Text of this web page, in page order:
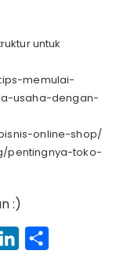
untuk
memulai-
usaha-dengan-
online-shop/
pentingnya-toko-
:)